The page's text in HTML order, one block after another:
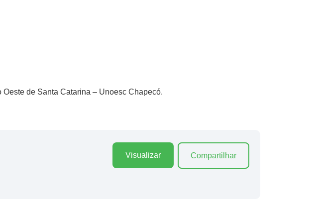
de Santa Catarina – Unoesc Chapecó.
Visualizar Compartilhar